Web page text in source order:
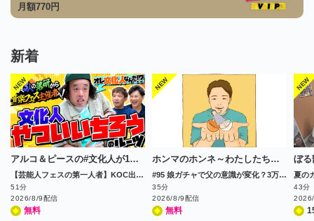
月額770 円
新着
アルコ＆ピースの#文化人が1番やばい～Produced by しくじり先生～
【芸能人フェスの第一人者】KOC出場の実力派コント師は、いかにしてフェス業界で成功するまでに至ったのか!?
51分
2026/8/9配信
無料
ホンマのホンネ～わたしたちのモヤモヤニュース会議～
#95 娘ガチャで父の意識が変化？3万人データが証明
35分
2026/8/9配信
無料
ぼる
43分